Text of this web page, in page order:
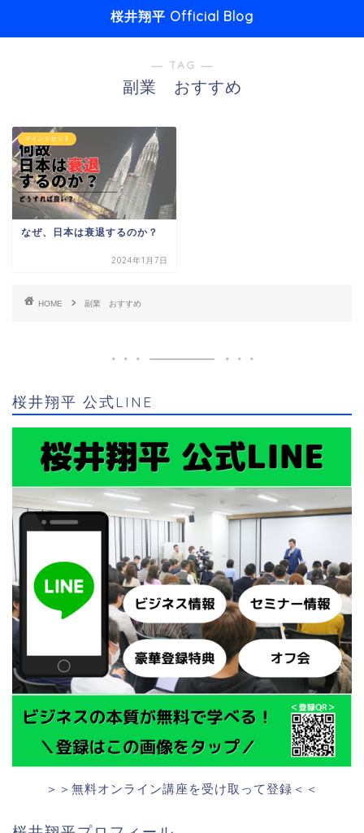
桜井翔平 Official Blog
― TAG ―
副業 おすすめ
マインドセット
なぜ、日本は衰退するのか？
2024年1月7日
HOME 副業 おすすめ
桜井翔平 公式LINE
＞＞無料オンライン講座を受け取って登録＜＜